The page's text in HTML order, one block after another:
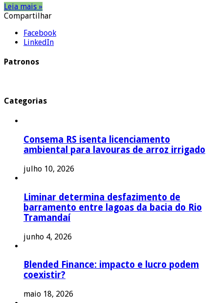
Leia mais »
Compartilhar
Facebook
LinkedIn
Patronos
Categorias
Consema RS isenta licenciamento
ambiental para lavouras de arroz irrigado
julho 10, 2026
Liminar determina desfazimento de
barramento entre lagoas da bacia do Rio
Tramandaí
junho 4, 2026
Blended Finance: impacto e lucro podem
coexistir?
maio 18, 2026